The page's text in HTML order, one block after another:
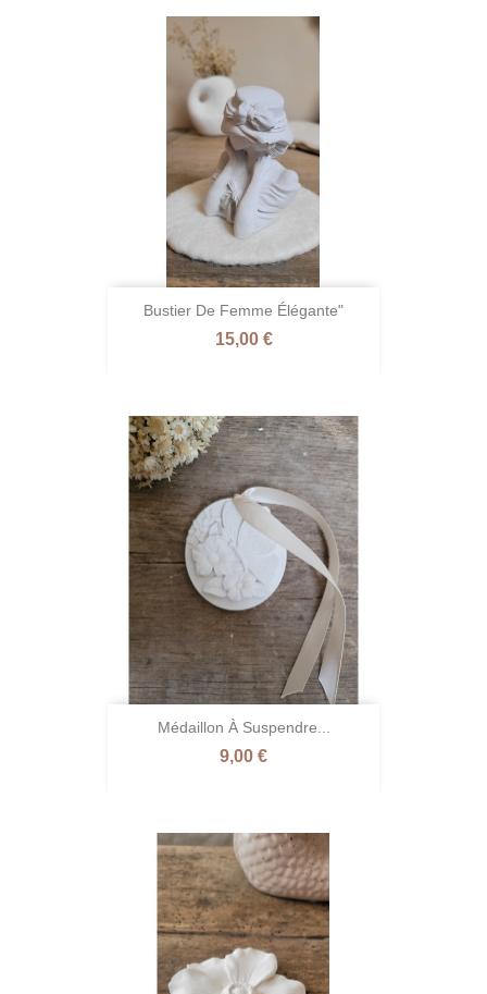
Bustier De Femme Élégante"
Prix
15,00 €
Médaillon À Suspendre...
Prix
9,00 €